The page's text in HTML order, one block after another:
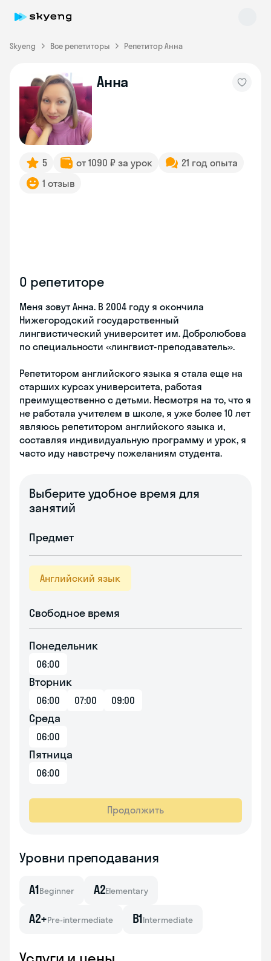
Skyeng Все репетиторы Репетитор Анна
Анна
5 от 1090 ₽ за урок
21 год опыта
1 отзыв
О репетиторе
Меня зовут Анна. В 2004 году я окончила
Нижегородский государственный
лингвистический университет им. Добролюбова
по специальности «лингвист-преподаватель».
Репетитором английского языка я стала еще на
старших курсах университета, работая
преимущественно с детьми. Несмотря на то, что я
не работала учителем в школе, я уже более 10 лет
являюсь репетитором английского языка и,
составляя индивидуальную программу и урок, я
часто иду навстречу пожеланиям студента.
Выберите удобное время для
занятий
Предмет
Английский язык
Свободное время
Понедельник
06:00
Вторник
06:00 07:00 09:00
Среда
06:00
Пятница
06:00
Продолжить
Уровни преподавания
A1Beginner A2Elementary
A2+Pre-intermediate B1Intermediate
Skyeng Chat
online